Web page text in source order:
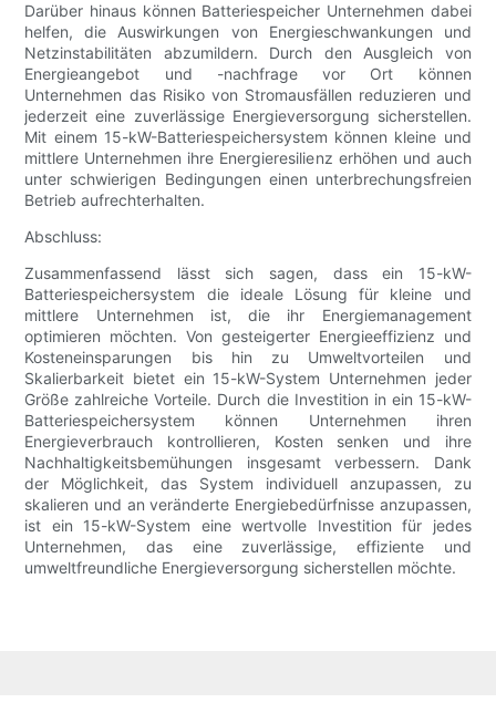
Darüber hinaus können Batteriespeicher Unternehmen dabei
helfen, die Auswirkungen von Energieschwankungen und
Netzinstabilitäten abzumildern. Durch den Ausgleich von
Energieangebot und -nachfrage vor Ort können
Unternehmen das Risiko von Stromausfällen reduzieren und
jederzeit eine zuverlässige Energieversorgung sicherstellen.
Mit einem 15-kW-Batteriespeichersystem können kleine und
mittlere Unternehmen ihre Energieresilienz erhöhen und auch
unter schwierigen Bedingungen einen unterbrechungsfreien
Betrieb aufrechterhalten.
Abschluss:
Zusammenfassend lässt sich sagen, dass ein 15-kW-
Batteriespeichersystem die ideale Lösung für kleine und
mittlere Unternehmen ist, die ihr Energiemanagement
optimieren möchten. Von gesteigerter Energieeffizienz und
Kosteneinsparungen bis hin zu Umweltvorteilen und
Skalierbarkeit bietet ein 15-kW-System Unternehmen jeder
Größe zahlreiche Vorteile. Durch die Investition in ein 15-kW-
Batteriespeichersystem können Unternehmen ihren
Energieverbrauch kontrollieren, Kosten senken und ihre
Nachhaltigkeitsbemühungen insgesamt verbessern. Dank
der Möglichkeit, das System individuell anzupassen, zu
skalieren und an veränderte Energiebedürfnisse anzupassen,
ist ein 15-kW-System eine wertvolle Investition für jedes
Unternehmen, das eine zuverlässige, effiziente und
umweltfreundliche Energieversorgung sicherstellen möchte.